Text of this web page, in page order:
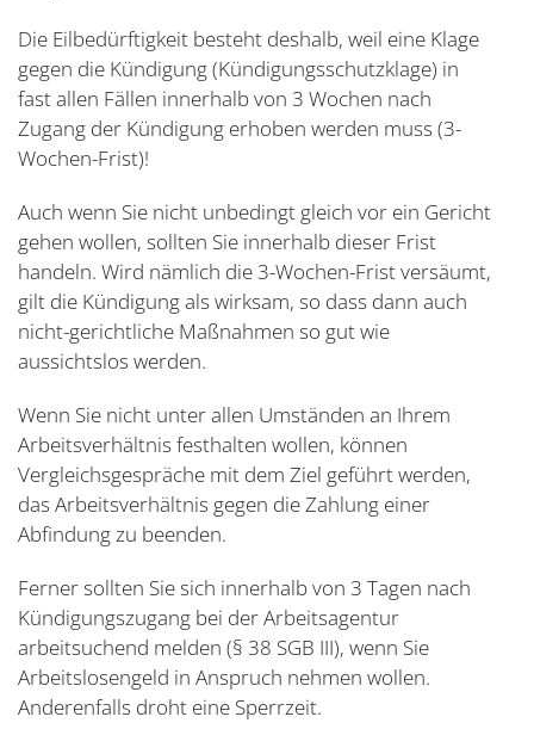
Die Eilbedürftigkeit besteht deshalb, weil eine Klage
gegen die Kündigung (Kündigungsschutzklage) in
fast allen Fällen innerhalb von 3 Wochen nach
Zugang der Kündigung erhoben werden muss (3-
Wochen-Frist)!
Auch wenn Sie nicht unbedingt gleich vor ein Gericht
gehen wollen, sollten Sie innerhalb dieser Frist
handeln. Wird nämlich die 3-Wochen-Frist versäumt,
gilt die Kündigung als wirksam, so dass dann auch
nicht-gerichtliche Maßnahmen so gut wie
aussichtslos werden.
Wenn Sie nicht unter allen Umständen an Ihrem
Arbeitsverhältnis festhalten wollen, können
Vergleichsgespräche mit dem Ziel geführt werden,
das Arbeitsverhältnis gegen die Zahlung einer
Abfindung zu beenden.
Ferner sollten Sie sich innerhalb von 3 Tagen nach
Kündigungszugang bei der Arbeitsagentur
arbeitsuchend melden (§ 38 SGB III), wenn Sie
Arbeitslosengeld in Anspruch nehmen wollen.
Anderenfalls droht eine Sperrzeit.